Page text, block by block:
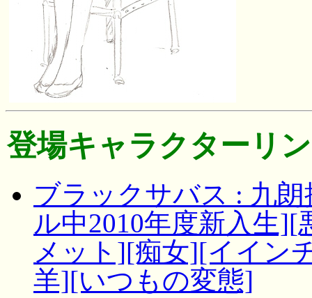
登場キャラクターリ
ブラックサバス : 九
ル中2010年度新入生
メット][痴女][イイン
羊][いつもの変態]